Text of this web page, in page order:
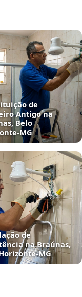
de
Antigo na
Belo
de
na Braúnas,